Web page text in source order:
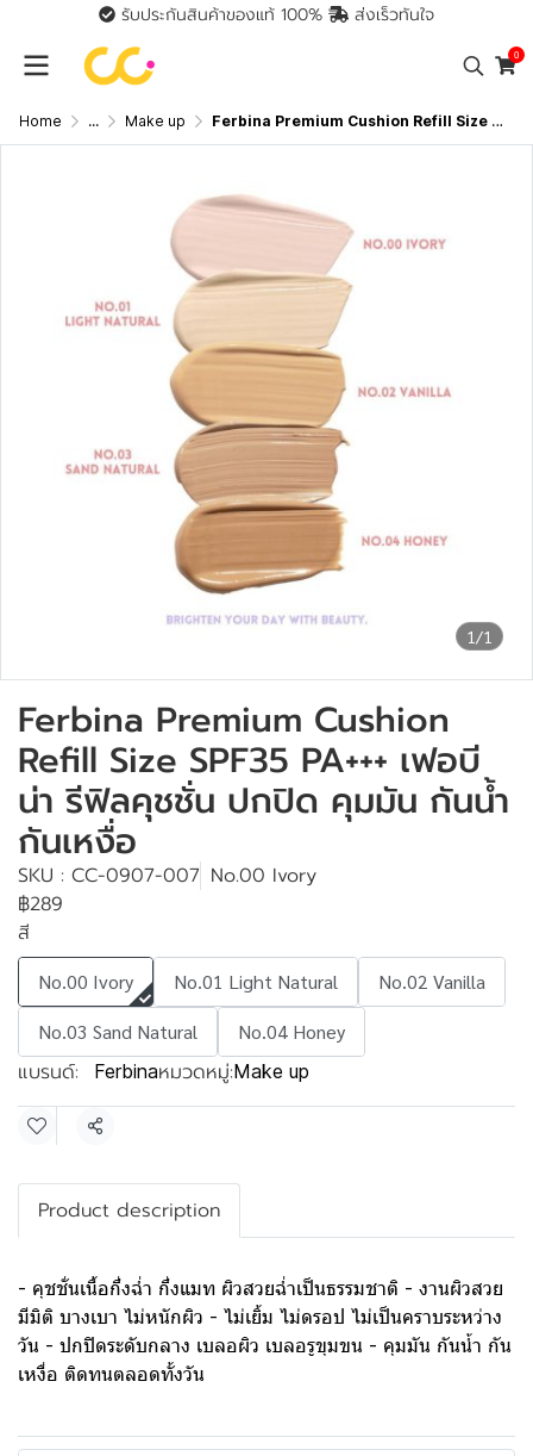
รับประกันสินค้าของแท้ 100% ส่งเร็วทันใจ
0
Home ... Make up Ferbina Premium Cushion Refill Size SPF35 PA+++ เฟอบีน่า รีฟิลคุชชั่น ปกปิด คุมมัน กันน้ำ กันเหงื่อ
1/1
Ferbina Premium Cushion
Refill Size SPF35 PA+++ เฟอบี
น่า รีฟิลคุชชั่น ปกปิด คุมมัน กันน้ำ
กันเหงื่อ
SKU : CC-0907-007 No.00 Ivory
฿289
สี
No.00 Ivory No.01 Light Natural
No.02 Vanilla
No.03 Sand Natural
No.04 Honey
แบรนด์: Ferbinaหมวดหมู่:Make up
แชร์
Product description
- คุชชั่นเนื้อกึ่งฉ่ำ กึ่งแมท ผิวสวยฉ่ำเป็นธรรมชาติ - งานผิวสวย
มีมิติ บางเบา ไม่หนักผิว - ไม่เยิ้ม ไม่ดรอป ไม่เป็นคราบระหว่าง
วัน - ปกปิดระดับกลาง เบลอผิว เบลอรูขุมขน - คุมมัน กันน้ำ กัน
เหงื่อ ติดทนตลอดทั้งวัน